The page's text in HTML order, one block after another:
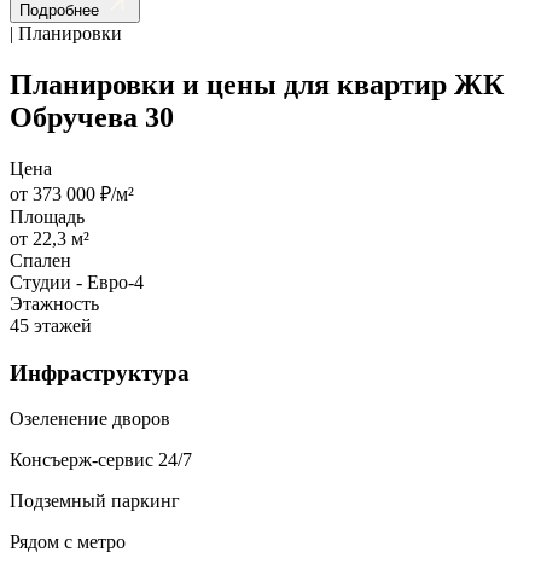
Подробнее
| Планировки
Планировки и цены для квартир ЖК
Обручева 30
Цена
от 373 000 ₽/м²
Площадь
от 22,3 м²
Спален
Студии - Евро-4
Этажность
45 этажей
Инфраструктура
Озеленение дворов
Консъерж-сервис 24/7
Подземный паркинг
Рядом с метро